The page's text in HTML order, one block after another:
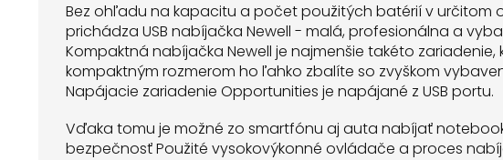
Bez ohľadu na kapacitu a počet použitých batérií v určitom
prichádza USB nabíjačka Newell - malá, profesionálna a
Kompaktná nabíjačka Newell je najmenšie takéto zariadenie,
kompaktným rozmerom ho ľahko zbalíte so zvyškom
Napájacie zariadenie Opportunities je napájané z USB portu.
Vďaka tomu je možné zo smartfónu aj auta nabíjať
bezpečnosť Použité vysokovýkonné ovládače a proces